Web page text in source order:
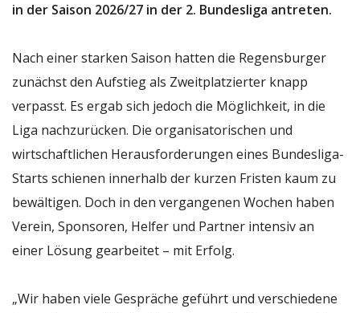
in der Saison 2026/27 in der 2. Bundesliga antreten.
Nach einer starken Saison hatten die Regensburger
zunächst den Aufstieg als Zweitplatzierter knapp
verpasst. Es ergab sich jedoch die Möglichkeit, in die
Liga nachzurücken. Die organisatorischen und
wirtschaftlichen Herausforderungen eines Bundesliga-
Starts schienen innerhalb der kurzen Fristen kaum zu
bewältigen. Doch in den vergangenen Wochen haben
Verein, Sponsoren, Helfer und Partner intensiv an
einer Lösung gearbeitet – mit Erfolg.
„Wir haben viele Gespräche geführt und verschiedene